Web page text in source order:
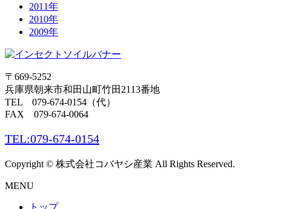
2011年
2010年
2009年
〒669-5252
兵庫県朝来市和田山町竹田2113番地
TEL 079-674-0154 （代）
FAX 079-674-0064
TEL:079-674-0154
Copyright © 株式会社コバヤシ産業 All Rights Reserved.
MENU